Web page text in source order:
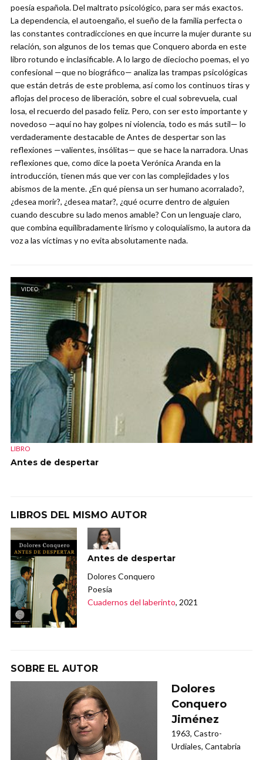
poesía española. Del maltrato psicológico, para ser más exactos.
La dependencia, el autoengaño, el sueño de la familia perfecta o
las constantes contradicciones en que incurre la mujer durante su
relación, son algunos de los temas que Conquero aborda en este
libro rotundo e inclasificable. A lo largo de dieciocho poemas, el yo
confesional —que no biográfico— analiza las trampas psicológicas
que están detrás de este problema, así como los continuos tiras y
aflojas del proceso de liberación, sobre el cual sobrevuela, cual
losa, el recuerdo del pasado feliz. Pero, con ser esto importante y
novedoso —aquí no hay golpes ni violencia, todo es más sutil— lo
verdaderamente destacable de Antes de despertar son las
reflexiones —valientes, insólitas— que se hace la narradora. Unas
reflexiones que, como dice la poeta Verónica Aranda en la
introducción, tienen más que ver con las complejidades y los
abismos de la mente. ¿En qué piensa un ser humano acorralado?,
¿desea morir?, ¿desea matar?, ¿qué ocurre dentro de alguien
cuando descubre su lado menos amable? Con un lenguaje claro,
que combina equilibradamente lirismo y coloquialismo, la autora da
voz a las víctimas y no evita absolutamente nada.
VIDEO
LIBRO
Antes de despertar
LIBROS DEL MISMO AUTOR
Antes de despertar
Dolores Conquero
Poesía
Cuadernos del laberinto, 2021
SOBRE EL AUTOR
Dolores
Conquero
Jiménez
1963, Castro-
Urdiales, Cantabria